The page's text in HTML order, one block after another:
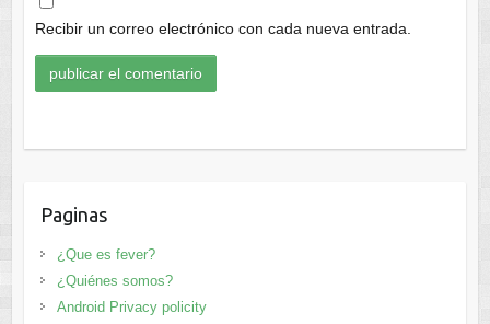
Recibir un correo electrónico con cada nueva entrada.
Paginas
¿Que es fever?
¿Quiénes somos?
Android Privacy policity